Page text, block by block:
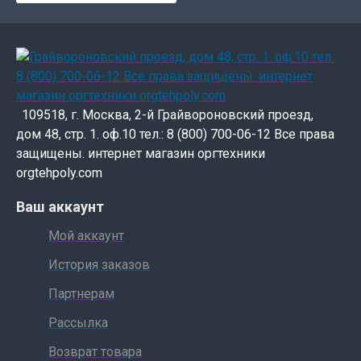
109518, г. Москва, 2-й Грайвороновский проезд,
дом 48, стр. 1. оф.10 тел.: 8 (800) 700-06-12 Все права
защищены. интернет магазин оргтехники
orgtehpoly.com
Ваш аккаунт
Мой аккаунт
История заказов
Партнерам
Рассылка
Возврат товара